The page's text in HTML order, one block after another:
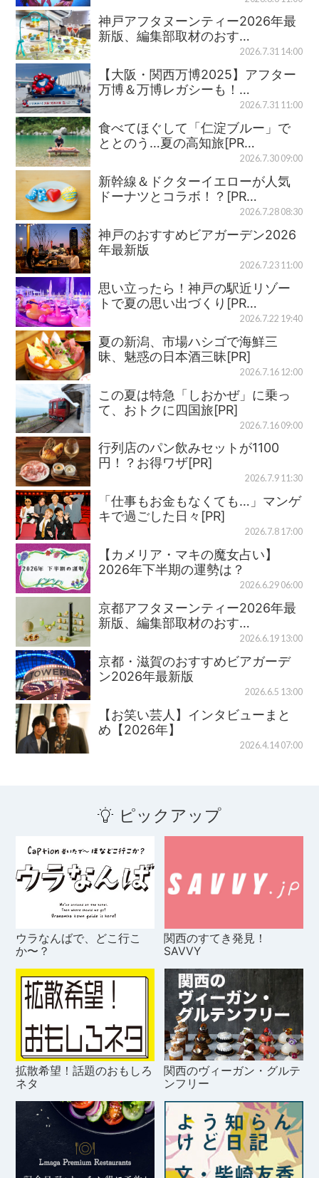
神戸アフタヌーンティー2026年最
新版、編集部取材のおす…
2026.7.31 14:00
【大阪・関西万博2025】アフター
万博＆万博レガシーも！…
2026.7.31 11:00
食べてほぐして「仁淀ブルー」で
ととのう…夏の高知旅[PR…
2026.7.30 09:00
新幹線＆ドクターイエローが人気
ドーナツとコラボ！？[PR…
2026.7.28 08:30
神戸のおすすめビアガーデン2026
年最新版
2026.7.23 11:00
思い立ったら！神戸の駅近リゾー
トで夏の思い出づくり[PR…
2026.7.22 19:40
夏の新潟、市場ハシゴで海鮮三
昧、魅惑の日本酒三昧[PR]
2026.7.16 12:00
この夏は特急「しおかぜ」に乗っ
て、おトクに四国旅[PR]
2026.7.16 09:00
行列店のパン飲みセットが1100
円！？お得ワザ[PR]
2026.7.9 11:30
「仕事もお金もなくても…」マンゲ
キで過ごした日々[PR]
2026.7.8 17:00
【カメリア・マキの魔女占い】
2026年下半期の運勢は？
2026.6.29 06:00
京都アフタヌーンティー2026年最
新版、編集部取材のおす…
2026.6.19 13:00
京都・滋賀のおすすめビアガーデ
ン2026年最新版
2026.6.5 13:00
【お笑い芸人】インタビューまと
め【2026年】
2026.4.14 07:00
ピックアップ
ウラなんばで、どこ行こ
か〜？
関西のすてき発見！
SAVVY
拡散希望！話題のおもしろ
ネタ
関西のヴィーガン・グルテ
ンフリー